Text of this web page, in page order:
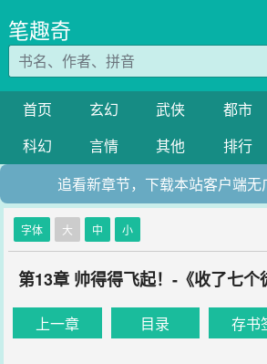
笔趣奇
首页 玄幻 武侠 都市
科幻
言情 其他 排行
追看新章节，下载本站客户端无
字体 大 中 小
第13章 帅得得飞起！-《收了七个
上一章 目录 存书